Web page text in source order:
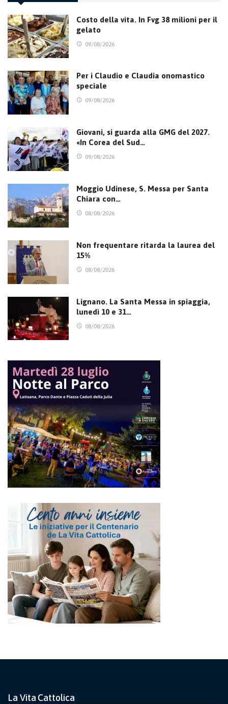
Costo della vita. In Fvg 38 milioni per il
gelato
09/08/2026
Per i Claudio e Claudia onomastico
speciale
09/08/2026
Giovani, si guarda alla GMG del 2027.
«In Corea del Sud…
09/08/2026
Moggio Udinese, S. Messa per Santa
Chiara con…
08/08/2026
Non frequentare ritarda la laurea del
15%
08/08/2026
Lignano. La Santa Messa in spiaggia,
lunedì 10 e 31…
08/08/2026
La Vita Cattolica